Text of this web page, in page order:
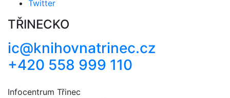
Twitter
TŘINECKO
ic@knihovnatrinec.cz
+420 558 999 110
Infocentrum Třinec